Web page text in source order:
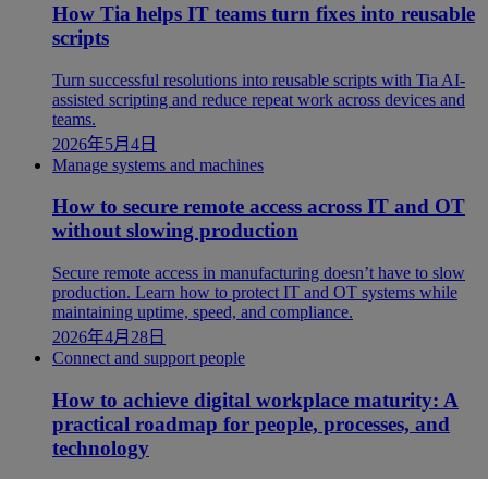
How Tia helps IT teams turn fixes into reusable
scripts
Turn successful resolutions into reusable scripts with Tia AI-
assisted scripting and reduce repeat work across devices and
teams.
2026年5月4日
Manage systems and machines
How to secure remote access across IT and OT
without slowing production
Secure remote access in manufacturing doesn’t have to slow
production. Learn how to protect IT and OT systems while
maintaining uptime, speed, and compliance.
2026年4月28日
Connect and support people
How to achieve digital workplace maturity: A
practical roadmap for people, processes, and
technology